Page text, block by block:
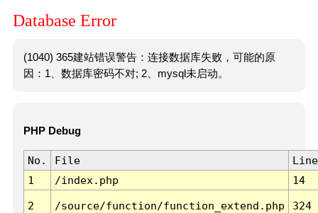
Database Error
(1040) 365建站错误警告：连接数据库失败，可能的原
因：1、数据库密码不对; 2、mysql未启动。
PHP Debug
No. File
Line
1
/index.php 14
2 /source/function/function_extend.php 324